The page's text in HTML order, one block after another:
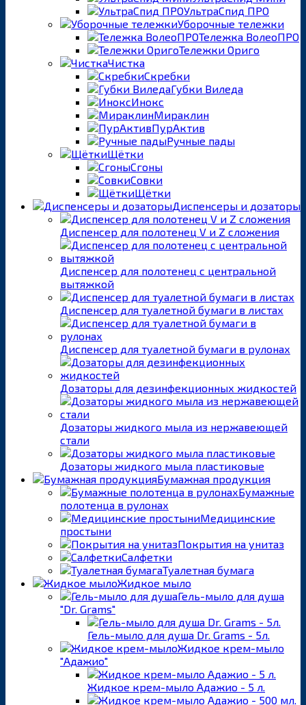
УльтраСпид ПРО
Уборочные тележки
Тележка ВолеоПРО
Тележки Ориго
Чистка
Скребки
Губки Виледа
Инокс
Мираклин
ПурАктив
Ручные пады
Щётки
Сгоны
Совки
Щётки
Диспенсеры и дозаторы
Диспенсер для полотенец V и Z сложения
Диспенсер для полотенец с центральной
вытяжкой
Диспенсер для туалетной бумаги в листах
Диспенсер для туалетной бумаги в рулонах
Дозаторы для дезинфекционных жидкостей
Дозаторы жидкого мыла из нержавеющей
стали
Дозаторы жидкого мыла пластиковые
Бумажная продукция
Бумажные
полотенца в рулонах
Медицинские
простыни
Покрытия на унитаз
Салфетки
Туалетная бумага
Жидкое мыло
Гель-мыло для душа
"Dr. Grams"
Гель-мыло для душа Dr. Grams - 5л.
Жидкое крем-мыло
"Адажио"
Жидкое крем-мыло Адажио - 5 л.